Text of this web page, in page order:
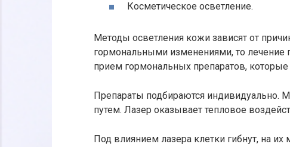
Косметическое осветление.
Методы осветления кожи зависят от
гормональными изменениями, то лечение
прием гормональных препаратов,
Препараты подбираются индивидуально.
путем. Лазер оказывает тепловое
Под влиянием лазера клетки гибнут, на